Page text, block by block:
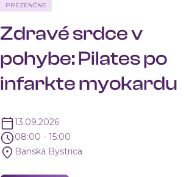
PREZENČNE
Zdravé srdce v
pohybe: Pilates po
infarkte myokardu
13.09.2026
08:00 - 15:00
Banská Bystrica